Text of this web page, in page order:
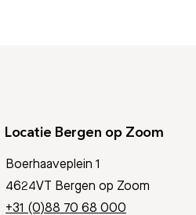
Locatie Bergen op Zoom
Boerhaaveplein 1
4624VT Bergen op Zoom
+31 (0)88 70 68 000